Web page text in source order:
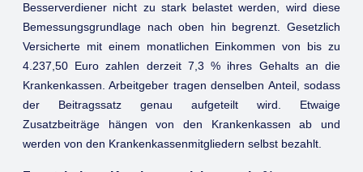
Besserverdiener nicht zu stark belastet werden, wird diese
Bemessungsgrundlage nach oben hin begrenzt. Gesetzlich
Versicherte mit einem monatlichen Einkommen von bis zu
4.237,50 Euro zahlen derzeit 7,3 % ihres Gehalts an die
Krankenkassen. Arbeitgeber tragen denselben Anteil, sodass
der Beitragssatz genau aufgeteilt wird. Etwaige
Zusatzbeiträge hängen von den Krankenkassen ab und
werden von den Krankenkassenmitgliedern selbst bezahlt.